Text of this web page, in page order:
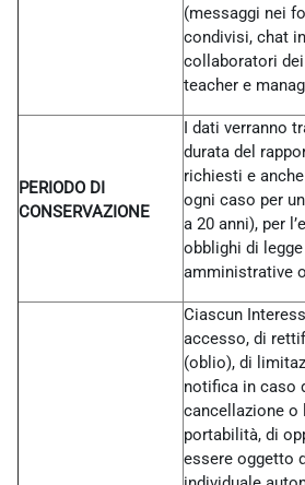
(messaggi nei
condivisi, chat
collaboratori
teacher e
PERIODO DI
CONSERVAZIONE
I dati verranno
durata del
richiesti e
ogni caso per
a 20 anni), per
obblighi di
amministrative
Ciascun
accesso, di
(oblio), di
notifica in caso
cancellazione o
portabilità, di
essere oggetto